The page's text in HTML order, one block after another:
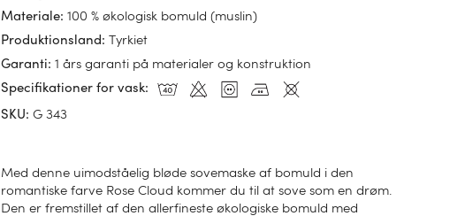
Materiale:100 % økologisk bomuld (muslin)
Produktionsland : Tyrkiet
Garanti:1 års garanti på materialer og konstruktion
Specifikationer for vask:
SKU:G 343
Med denne uimodståelig bløde sovemaske af bomuld i den
romantiske farve Rose Cloud kommer du til at sove som en drøm.
Den er fremstillet af den allerfineste økologiske bomuld med